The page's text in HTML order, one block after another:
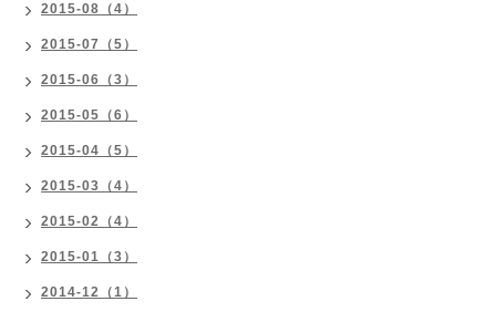
2015-08（4）
2015-07（5）
2015-06（3）
2015-05（6）
2015-04（5）
2015-03（4）
2015-02（4）
2015-01（3）
2014-12（1）